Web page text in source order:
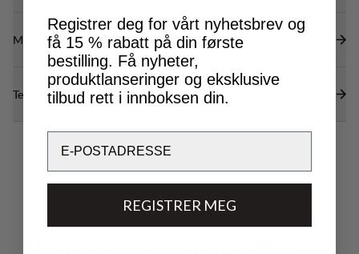
Materialer
Tekniske spesifikasjoner
Registrer deg for vårt nyhetsbrev og
få 15 % rabatt på din første
bestilling. Få nyheter,
produktlanseringer og eksklusive
tilbud rett i innboksen din.
REGISTRER MEG